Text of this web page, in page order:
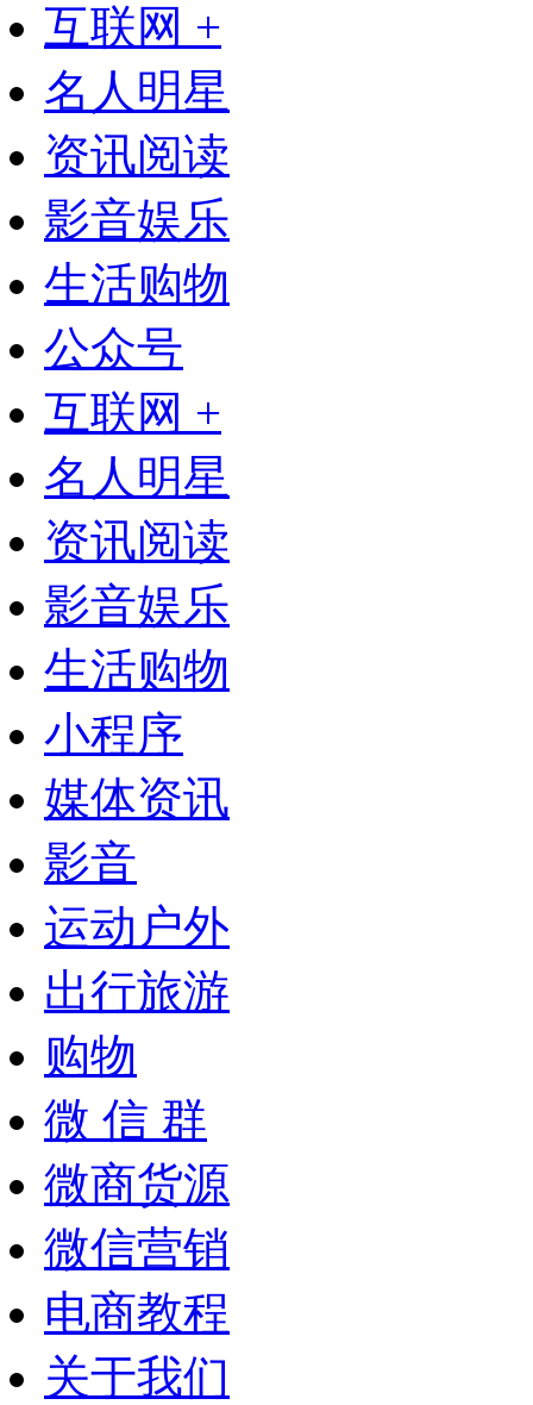
互联网 +
名人明星
资讯阅读
影音娱乐
生活购物
公众号
互联网 +
名人明星
资讯阅读
影音娱乐
生活购物
小程序
媒体资讯
影音
运动户外
出行旅游
购物
微 信 群
微商货源
微信营销
电商教程
关于我们